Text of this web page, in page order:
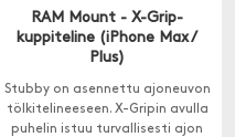
RAM Mount - X-Grip-
kuppiteline (iPhone Max /
Plus)
Stubby on asennettu ajoneuvon
tölkitelineeseen. X-Gripin avulla
puhelin istuu turvallisesti ajon